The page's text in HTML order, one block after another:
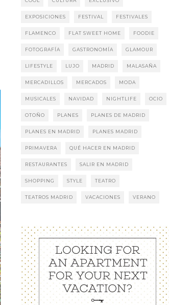
EXPOSICIONES FESTIVAL FESTIVALES
FLAMENCO FLAT SWEET HOME FOODIE
FOTOGRAFÍA GASTRONOMÍA GLAMOUR
LIFESTYLE LUJO MADRID MALASAÑA
MERCADILLOS MERCADOS MODA
MUSICALES NAVIDAD NIGHTLIFE OCIO
OTOÑO PLANES PLANES DE MADRID
PLANES EN MADRID PLANES MADRID
PRIMAVERA QUÉ HACER EN MADRID
RESTAURANTES SALIR EN MADRID
SHOPPING STYLE TEATRO
TEATROS MADRID VACACIONES VERANO